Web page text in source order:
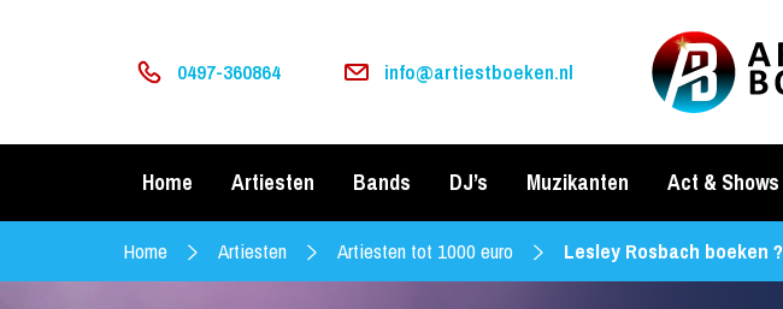
0497-360864 info@artiestboeken.nl
Home Artiesten Bands DJ’s Muzikanten Act & Shows
Home Artiesten Artiesten tot 1000 euro Lesley Rosbach boeken ?